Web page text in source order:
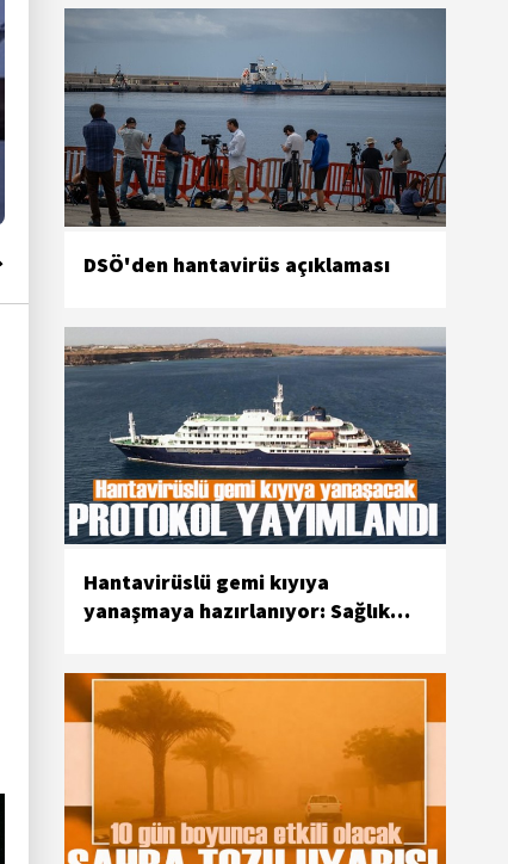
DSÖ'den hantavirüs açıklaması
Hantavirüslü gemi kıyıya
yanaşmaya hazırlanıyor: Sağlık